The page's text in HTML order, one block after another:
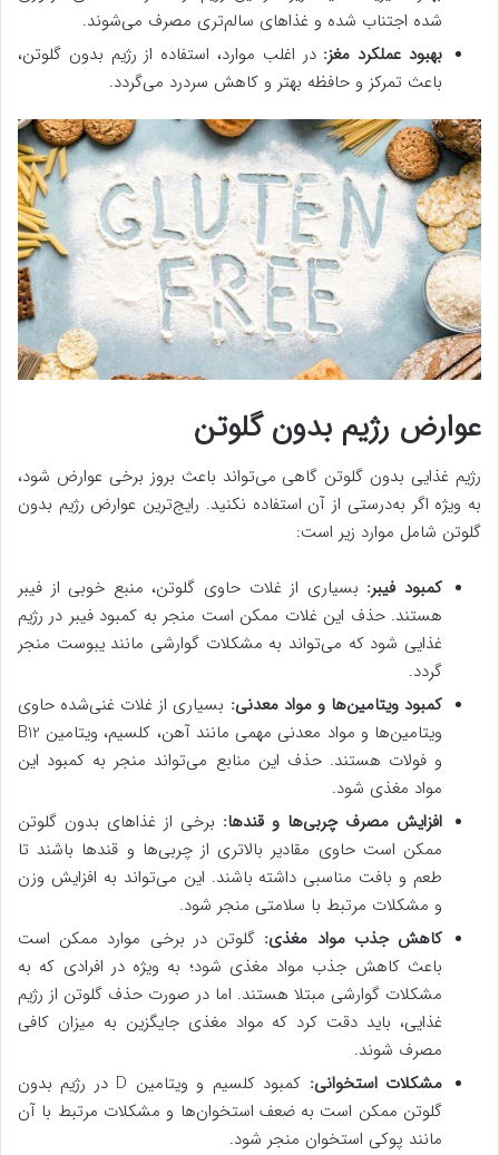
شده اجتناب شده و غذاهای سالم‌تری مصرف می‌شوند.
بهبود عملکرد مغز: در اغلب موارد، استفاده از رژیم بدون گلوتن،
باعث تمرکز و حافظه بهتر و کاهش سردرد می‌گردد.
عوارض رژیم بدون گلوتن
رژیم غذایی بدون گلوتن گاهی می‌تواند باعث بروز برخی عوارض شود،
به ویژه اگر به‌درستی از آن استفاده نکنید. رایج‌ترین عوارض رژیم بدون
گلوتن شامل موارد زیر است:
کمبود فیبر: بسیاری از غلات حاوی گلوتن، منبع خوبی از فیبر
هستند. حذف این غلات ممکن است منجر به کمبود فیبر در رژیم
غذایی شود که می‌تواند به مشکلات گوارشی مانند یبوست منجر
گردد.
کمبود ویتامین‌ها و مواد معدنی: بسیاری از غلات غنی‌شده حاوی
ویتامین‌ها و مواد معدنی مهمی مانند آهن، کلسیم، ویتامین B12
و فولات هستند. حذف این منابع می‌تواند منجر به کمبود این
مواد مغذی شود.
افزایش مصرف چربی‌ها و قندها: برخی از غذاهای بدون گلوتن
ممکن است حاوی مقادیر بالاتری از چربی‌ها و قندها باشند تا
طعم و بافت مناسبی داشته باشند. این می‌تواند به افزایش وزن
و مشکلات مرتبط با سلامتی منجر شود.
کاهش جذب مواد مغذی: گلوتن در برخی موارد ممکن است
باعث کاهش جذب مواد مغذی شود؛ به ویژه در افرادی که به
مشکلات گوارشی مبتلا هستند. اما در صورت حذف گلوتن از رژیم
غذایی، باید دقت کرد که مواد مغذی جایگزین به میزان کافی
مصرف شوند.
مشکلات استخوانی:
کمبود کلسیم و ویتامین D در رژیم بدون
گلوتن ممکن است به ضعف استخوان‌ها و مشکلات مرتبط با آن
مانند پوکی استخوان منجر شود.